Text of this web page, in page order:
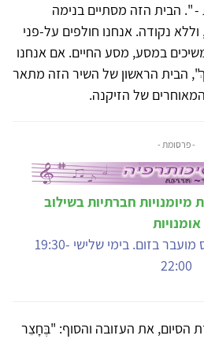
". הבית הזה מסתיים בנימה
נקודה. אנחנו חולפים על-פני
במסע, מסע החיים. אם אנחנו
הבית הראשון של השיר הזה מתאר
של הזיקנה.
- פרסומת -
מיומנויות חברתיות בשילוב
אומנויות
פתיחה 3.11.26. הקורס מועבר בזום. בימי שלישי 19:30-
22:00
הסיום, את העזובה והסוף: "בֶּחָצֵר